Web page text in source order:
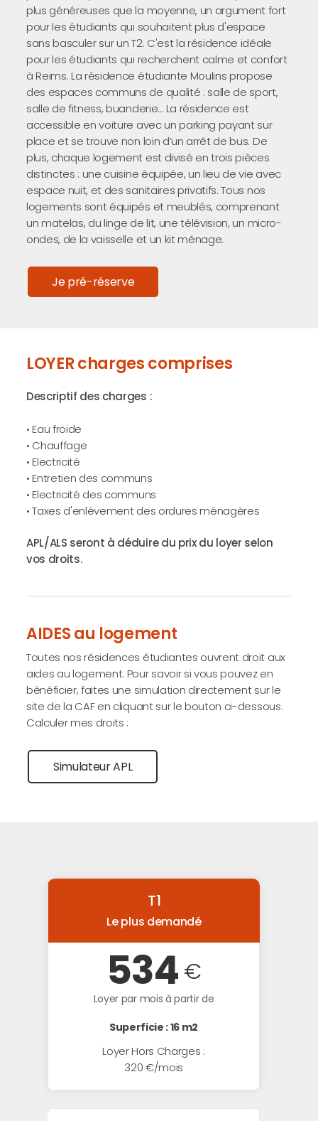
plus généreuses que la moyenne, un argument fort
pour les étudiants qui souhaitent plus d'espace
sans basculer sur un T2. C'est la résidence idéale
pour les étudiants qui recherchent calme et confort
à Reims. La résidence étudiante Moulins propose
des espaces communs de qualité : salle de sport,
salle de fitness, buanderie… La résidence est
accessible en voiture avec un parking payant sur
place et se trouve non loin d’un arrêt de bus. De
plus, chaque logement est divisé en trois pièces
distinctes : une cuisine équipée, un lieu de vie avec
espace nuit, et des sanitaires privatifs. Tous nos
logements sont équipés et meublés, comprenant
un matelas, du linge de lit, une télévision, un micro-
ondes, de la vaisselle et un kit ménage.
Je pré-réserve
LOYER charges comprises
Descriptif des charges :
• Eau froide
• Chauffage
• Electricité
• Entretien des communs
• Electricité des communs
• Taxes d'enlèvement des ordures ménagères
APL/ALS seront à déduire du prix du loyer selon
vos droits.
AIDES au logement
Toutes nos résidences étudiantes ouvrent droit aux
aides au logement. Pour savoir si vous pouvez en
bénéficier, faites une simulation directement sur le
site de la CAF en cliquant sur le bouton ci-dessous.
Calculer mes droits :
Simulateur APL
T1
Le plus demandé
534 €
Loyer par mois à partir de
Superficie : 16 m2
Loyer Hors Charges :
320 €/mois